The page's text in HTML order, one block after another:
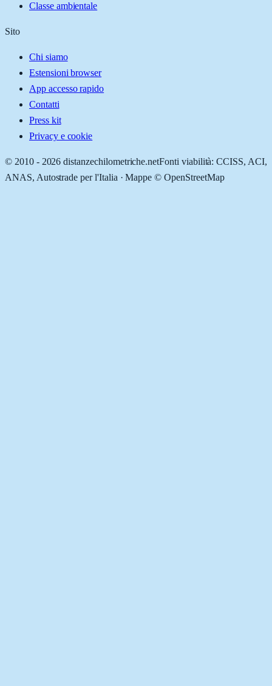
Classe ambientale
Sito
Chi siamo
Estensioni browser
App accesso rapido
Contatti
Press kit
Privacy e cookie
© 2010 - 2026 distanzechilometriche.netFonti viabilità: CCISS, ACI,
ANAS, Autostrade per l'Italia · Mappe © OpenStreetMap